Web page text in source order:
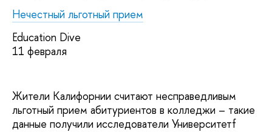
Нечестный льготный прием
Education Dive
11 февраля
Жители Калифорнии считают несправедливым
льготный прием абитуриентов в колледжи – такие
данные получили исследователи Университетf